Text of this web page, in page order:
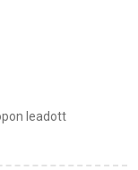
leadott